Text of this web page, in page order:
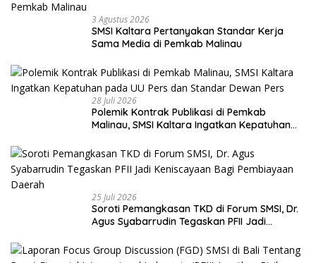
3 Agustus 2026
SMSI Kaltara Pertanyakan Standar Kerja
Sama Media di Pemkab Malinau
28 Juli 2026
Polemik Kontrak Publikasi di Pemkab
Malinau, SMSI Kaltara Ingatkan Kepatuhan
25 Juli 2026
Soroti Pemangkasan TKD di Forum SMSI, Dr.
Agus Syabarrudin Tegaskan PFII Jadi